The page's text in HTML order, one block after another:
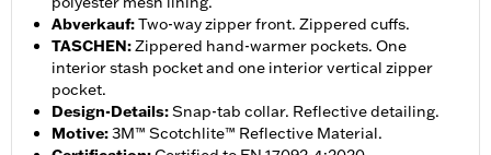
Abverkauf:Two-way zipper front. Zippered cuffs.
TASCHEN:Zippered hand-warmer pockets. One
interior stash pocket and one interior vertical zipper
pocket.
Design-Details:Snap-tab collar. Reflective detailing.
Motive:3M™ Scotchlite™ Reflective Material.